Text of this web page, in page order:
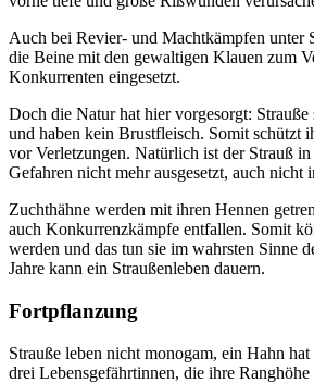
Auch bei Revier- und Machtkämpfen unter
die Beine mit den gewaltigen Klauen zum
Konkurrenten eingesetzt.
Doch die Natur hat hier vorgesorgt:
und haben kein Brustfleisch. Somit schützt
vor Verletzungen. Natürlich ist der Strauß in
Gefahren nicht mehr ausgesetzt, auch nicht
Zuchthähne werden mit ihren Hennen
auch Konkurrenzkämpfe entfallen. Somit
werden und das tun sie im wahrsten Sinne
Jahre kann ein Straußenleben dauern.
Fortpflanzung
Strauße leben nicht monogam, ein Hahn
drei Lebensgefährtinnen, die ihre Ranghöhe